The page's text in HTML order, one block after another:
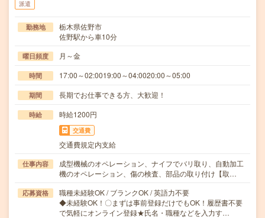
派遣
勤務地
栃木県佐野市
佐野駅から車10分
曜日頻度 月～金
時間 17:00～02:0019:00～04:0020:00～05:00
期間 長期でお仕事できる方、大歓迎！
時給 時給1200円
交通費
交通費規定内支給
仕事内容
成型機械のオペレーション、ナイフでバリ取り、自動加工
機のオペレーション、傷の検査、部品の取り付け【取…
応募資格
職種未経験OK / ブランクOK / 英語力不要
◆未経験OK！〇まずは事前登録だけでもOK！履歴書不要
で気軽にオンライン登録★氏名・職種などを入力す…